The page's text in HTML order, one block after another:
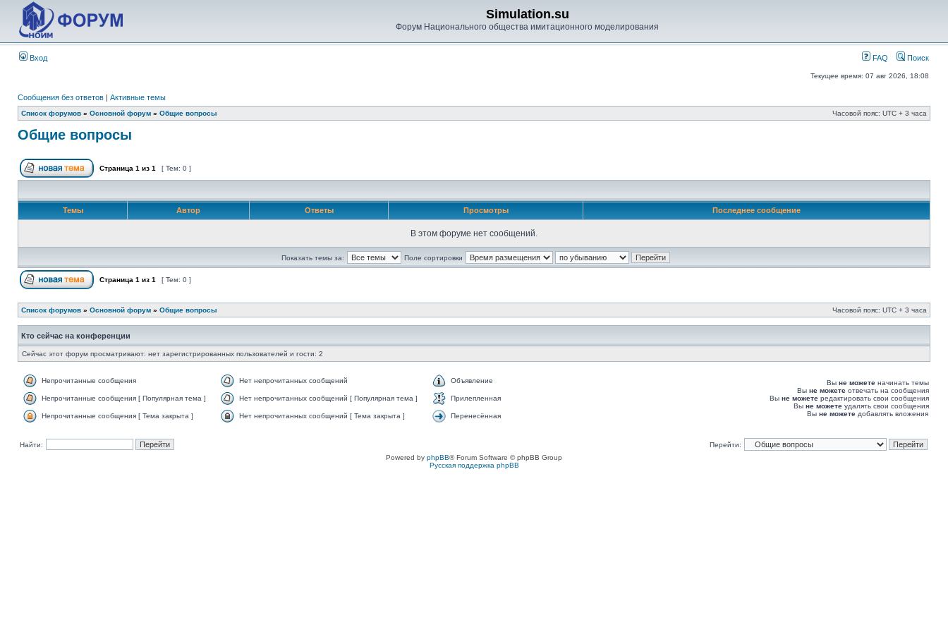
Simulation.su
Форум Национального общества имитационного моделирования
Вход FAQ Поиск
Текущее время: 07 авг 2026, 18:08
Сообщения без ответов | Активные темы
Список форумов » Основной форум » Общие вопросы Часовой пояс: UTC + 3 часа
Общие вопросы
Страница 1 из 1 [ Тем: 0 ]
Темы Автор Ответы Просмотры Последнее сообщение
В этом форуме нет сообщений.
Показать темы за: Поле сортировки
Страница 1 из 1 [ Тем: 0 ]
Список форумов » Основной форум » Общие вопросы Часовой пояс: UTC + 3 часа
Кто сейчас на конференции
Сейчас этот форум просматривают: нет зарегистрированных пользователей и гости: 2
Непрочитанные сообщения Нет непрочитанных сообщений Объявление
Непрочитанные сообщения [ Популярная тема ] Нет непрочитанных сообщений [ Популярная тема ] Прилепленная
Непрочитанные сообщения [ Тема закрыта ] Нет непрочитанных сообщений [ Тема закрыта ] Перенесённая
Вы не можете начинать темы
Вы не можете отвечать на сообщения
Вы не можете редактировать свои сообщения
Вы не можете удалять свои сообщения
Вы не можете добавлять вложения
Найти:
Перейти:
Powered by phpBB® Forum Software © phpBB Group
Русская поддержка phpBB